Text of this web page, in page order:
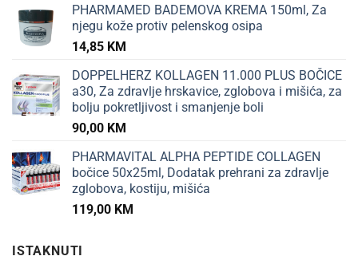
PHARMAMED BADEMOVA KREMA 150ml, Za
njegu kože protiv pelenskog osipa
14,85 KM
DOPPELHERZ KOLLAGEN 11.000 PLUS BOČICE
a30, Za zdravlje hrskavice, zglobova i mišića, za
bolju pokretljivost i smanjenje boli
90,00 KM
PHARMAVITAL ALPHA PEPTIDE COLLAGEN
bočice 50x25ml, Dodatak prehrani za zdravlje
zglobova, kostiju, mišića
119,00 KM
ISTAKNUTI